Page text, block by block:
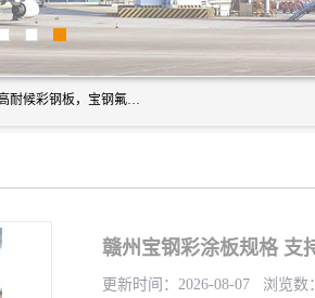
上海轩本实业有限公司主营产品：宝钢彩钢板、宝钢彩钢卷、宝钢彩涂板、宝钢彩涂卷、宝钢高耐候彩钢板，宝钢氟碳彩钢板。是一家集钢铁贸易，物流、加工为一体的产业全配套公司。
赣州宝钢彩涂板规格 支
更新时间：2026-08-07 浏览数